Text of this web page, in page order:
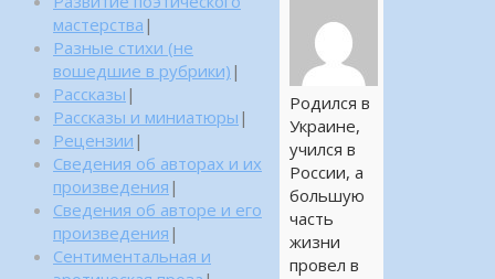
Родился в
Украине,
учился в
России, а
большую
часть
жизни
провел в
мастерства |
Разные стихи (не
вошедшие в рубрики) |
Рассказы |
Рассказы и миниатюры |
Рецензии |
Сведения об авторах и их
произведения |
Сведения об авторе и его
произведения |
Сентиментальная и